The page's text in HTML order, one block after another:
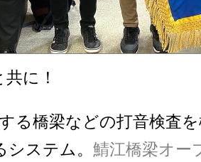
に！
る橋梁などの打音検査
ステム。 鯖江橋梁オー